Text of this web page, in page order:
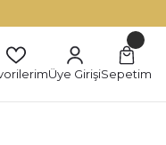
Üye GirişiSepetim